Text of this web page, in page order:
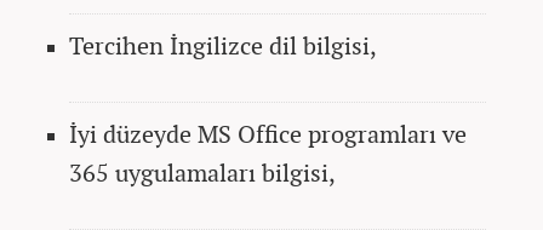
Tercihen İngilizce dil bilgisi,
İyi düzeyde MS Office programları ve
365 uygulamaları bilgisi,